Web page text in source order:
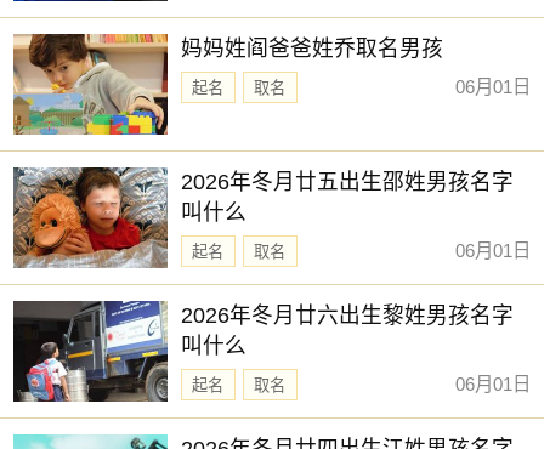
妈妈姓阎爸爸姓乔取名男孩
起名 取名 06月01日
2026年冬月廿五出生邵姓男孩名字
叫什么
起名 取名 06月01日
2026年冬月廿六出生黎姓男孩名字
叫什么
起名 取名 06月01日